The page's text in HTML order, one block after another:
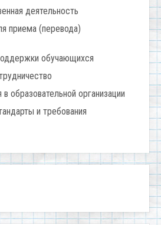
деятельность
приема (перевода)
обучающихся
в образовательной организации
и требования